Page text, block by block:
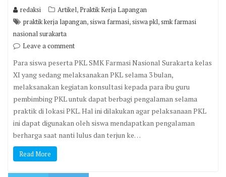
redaksi Artikel,Praktik Kerja Lapangan
praktik kerja lapangan,siswa farmasi,siswa pkl,smk farmasi
nasional surakarta
Leave a comment
Para siswa peserta PKL SMK Farmasi Nasional Surakarta kelas
XI yang sedang melaksanakan PKL selama 3 bulan,
melaksanakan kegiatan konsultasi kepada para ibu guru
pembimbing PKL untuk dapat berbagi pengalaman selama
praktik di lokasi PKL. Hal ini dilakukan agar pelaksanaan PKL
ini dapat digunakan oleh siswa mendapatkan pengalaman
berharga saat nanti lulus dan terjun ke…
Read More